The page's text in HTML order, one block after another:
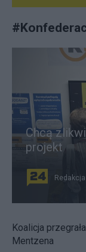
#
Chcą
projekt
Redakcja
Koalicja
Mentzena